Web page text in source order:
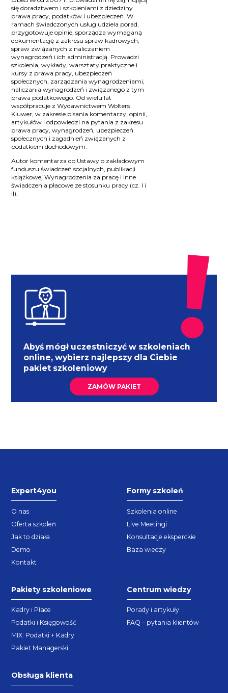
się doradztwem i szkoleniami z dziedziny
prawa pracy, podatków i ubezpieczeń. W
ramach świadczonych usług udziela porad,
przygotowuje opinie, sporządza wymaganą
dokumentację z zakresu spraw kadrowych,
spraw związanych z naliczaniem
wynagrodzeń i ich administracją. Prowadzi
szkolenia, wykłady, warsztaty praktyczne i
kursy z prawa pracy, ubezpieczeń
społecznych, zarządzania wynagrodzeniami,
naliczania wynagrodzeń i związanego z tym
prawa podatkowego. Od wielu lat
współpracuje z Wydawnictwem Wolters
Kluwer, w zakresie pisania komentarzy, opinii,
artykułów i odpowiedzi na pytania z zakresu
prawa pracy, wynagrodzeń, ubezpieczeń
społecznych i zagadnień związanych z
podatkiem dochodowym.
Autor komentarza do Ustawy o zakładowym
funduszu świadczeń socjalnych, publikacji
książkowej Wynagrodzenia za pracę i inne
świadczenia płacowe ze stosunku pracy (cz. I i
II).
Abyś mógł uczestniczyć w szkoleniach
online, wybierz najlepszy dla Ciebie
pakiet szkoleniowy
ZAMÓW PAKIET
Expert4you
O nas
Oferta szkoleń
Jak to działa
Demo
Kontakt
Formy szkoleń
Szkolenia online
Live Meetingi
Konsultacje eksperckie
Baza wiedzy
Pakiety szkoleniowe
Kadry i Płace
Podatki i Księgowość
MIX: Podatki + Kadry
Pakiet Managerski
Centrum wiedzy
Porady i artykuły
FAQ – pytania klientów
Obsługa klienta